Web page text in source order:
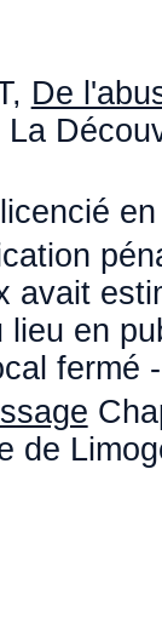
De
La
avait
en
fermé
de